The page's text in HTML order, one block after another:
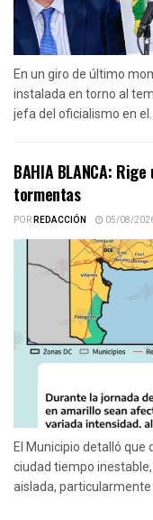
En un giro de último
instalada en torno al
jefa del oficialismo en
BAHIA BLANCA:
tormentas
PORREDACCIÓN 05/08/
El Municipio detalló
ciudad tiempo
aislada, particularmente